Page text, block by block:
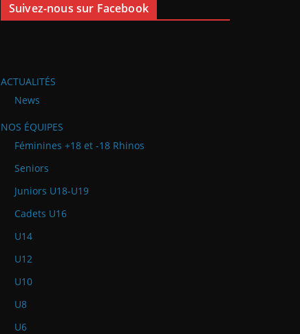
Suivez-nous sur Facebook
ACTUALITÉS
News
NOS ÉQUIPES
Féminines +18 et -18 Rhinos
Seniors
Juniors U18-U19
Cadets U16
U14
U12
U10
U8
U6